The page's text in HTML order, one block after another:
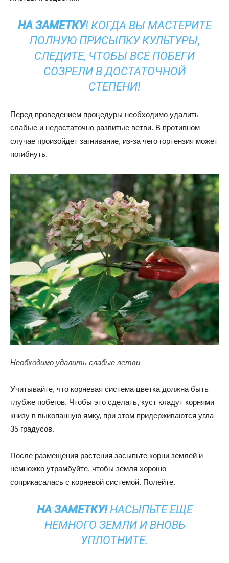
НА ЗАМЕТКУ! КОГДА ВЫ МАСТЕРИТЕ
ПОЛНУЮ ПРИСЫПКУ КУЛЬТУРЫ,
СЛЕДИТЕ, ЧТОБЫ ВСЕ ПОБЕГИ
СОЗРЕЛИ В ДОСТАТОЧНОЙ
СТЕПЕНИ!
Перед проведением процедуры необходимо удалить
слабые и недостаточно развитые ветви. В противном
случае произойдет загнивание, из-за чего гортензия может
погибнуть.
Необходимо удалить слабые ветви
Учитывайте, что корневая система цветка должна быть
глубже побегов. Чтобы это сделать, куст кладут корнями
книзу в выкопанную ямку, при этом придерживаются угла
35 градусов.
После размещения растения засыпьте корни землей и
немножко утрамбуйте, чтобы земля хорошо
соприкасалась с корневой системой. Полейте.
НА ЗАМЕТКУ!НАСЫПЬТЕ ЕЩЕ
НЕМНОГО ЗЕМЛИ И ВНОВЬ
УПЛОТНИТЕ.